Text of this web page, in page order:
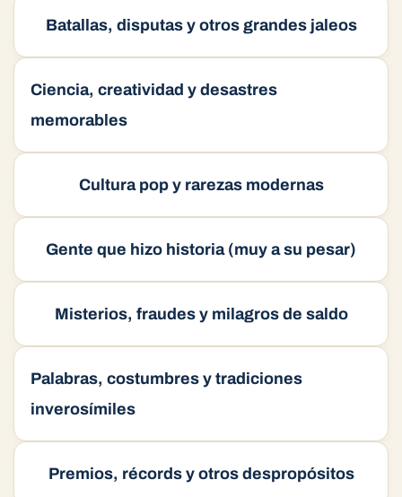
Batallas, disputas y otros grandes jaleos
Ciencia, creatividad y desastres
memorables
Cultura pop y rarezas modernas
Gente que hizo historia (muy a su pesar)
Misterios, fraudes y milagros de saldo
Palabras, costumbres y tradiciones
inverosímiles
Premios, récords y otros despropósitos